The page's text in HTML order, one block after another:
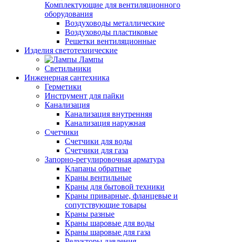
Комплектующие для вентиляционного
оборудования
Воздуховоды металлические
Воздуховоды пластиковые
Решетки вентиляционные
Изделия светотехнические
Лампы
Светильники
Инженерная сантехника
Герметики
Инструмент для пайки
Канализация
Канализация внутренняя
Канализация наружная
Счетчики
Счетчики для воды
Счетчики для газа
Запорно-регулировочная арматура
Клапаны обратные
Краны вентильные
Краны для бытовой техники
Краны приварные, фланцевые и
сопутствующие товары
Краны разные
Краны шаровые для воды
Краны шаровые для газа